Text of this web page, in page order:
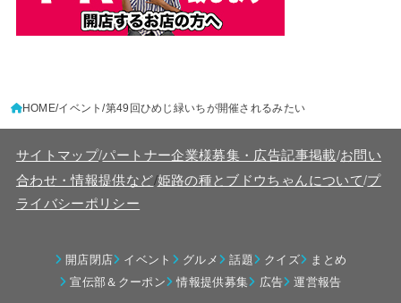
HOME イベント 第49回ひめじ緑いちが開催されるみたい
サイトマップ/パートナー企業様募集・広告記事掲載/お問い
合わせ・情報提供など/姫路の種とブドウちゃんについて/プ
ライバシーポリシー
開店閉店 イベント グルメ 話題 クイズ
まとめ
宣伝部＆クーポン
情報提供募集 広告 運営報告